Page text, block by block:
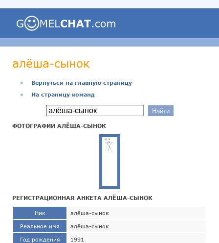
алёша-сынок
●
Вернуться на главную страницу
●
На страницу команд
ФОТОГРАФИИ АЛЁША-СЫНОК
РЕГИСТРАЦИОННАЯ АНКЕТА АЛЁША-СЫНОК
Ник алёша-сынок
Реальное имя алёша-сынок
Год рождения 1991